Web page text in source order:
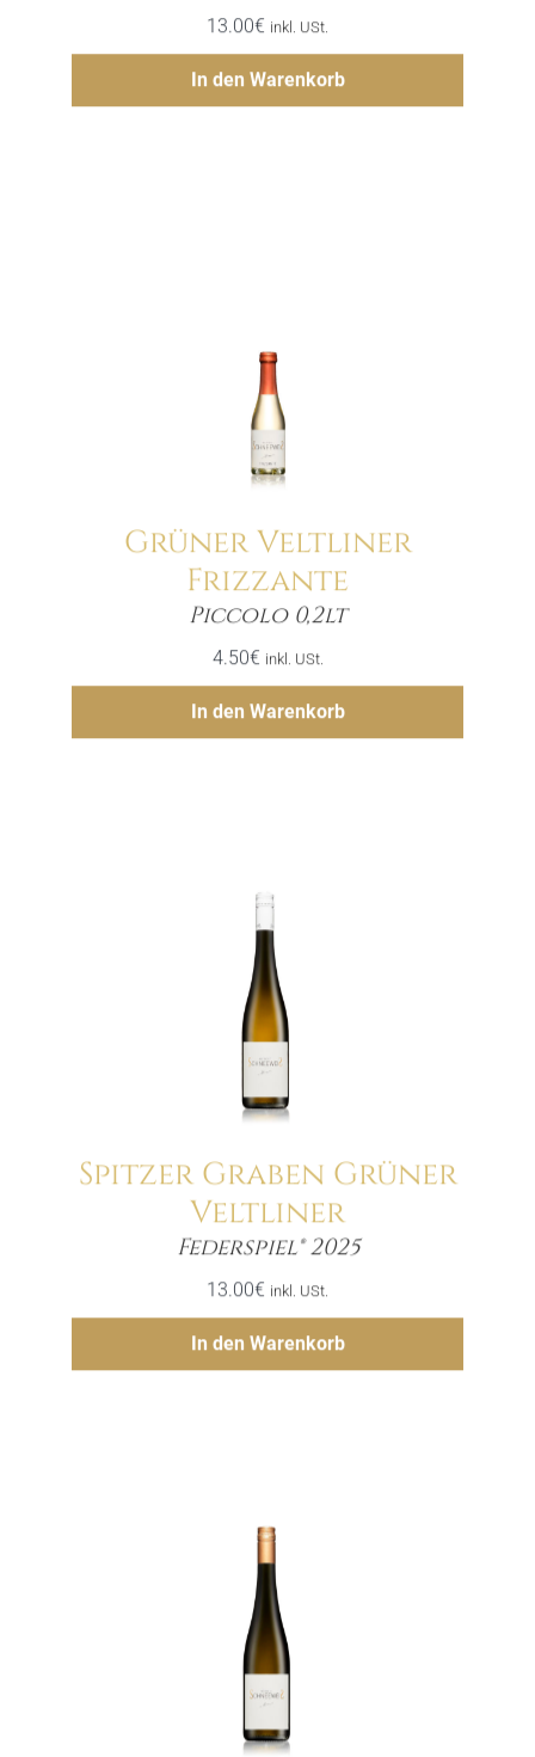
13.00€ inkl. USt.
In den Warenkorb
Hinzufügen
Grüner Veltliner
Frizzante
Piccolo 0,2lt
4.50€ inkl. USt.
In den Warenkorb
Menge
Hinzufügen
Spitzer Graben Grüner
Veltliner
Federspiel® 2025
13.00€ inkl. USt.
In den Warenkorb
Menge
Hinzufügen